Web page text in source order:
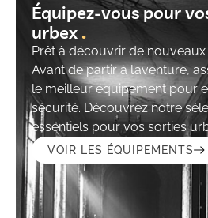
Équipez-vous pour
urbex
Prêt à découvrir de
Avant de partir à l’aventure,
le meilleur équipement pour
sécurité. Découvrez notre
essentiels pour vos sorties
VOIR LES ÉQUIPEMENTS